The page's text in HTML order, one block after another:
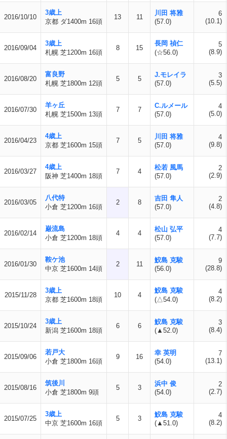
2016/10/10
3歳上
京都 ダ1400m 16頭
13 11
川田 将雅
(57.0)
6
(10.1)
2016/09/04
3歳上
札幌 芝1200m 16頭
8 15
長岡 禎仁
(☆56.0)
5
(8.9)
2016/08/20
富良野
札幌 芝1800m 12頭
5 5
J.モレイラ
(57.0)
3
(5.5)
2016/07/30
羊ヶ丘
札幌 芝1500m 13頭
7 7
C.ルメール
(57.0)
4
(5.0)
2016/04/23
4歳上
京都 芝1600m 15頭
7 5
川田 将雅
(57.0)
4
(9.8)
2016/03/27
4歳上
阪神 芝1400m 18頭
7 4
松若 風馬
(57.0)
2
(2.9)
2016/03/05
八代特
小倉 芝1200m 16頭
2 8
吉田 隼人
(57.0)
2
(4.8)
2016/02/14
巌流島
小倉 芝1200m 18頭
4 4
松山 弘平
(57.0)
4
(7.7)
2016/01/30
鞍ケ池
中京 芝1600m 14頭
2 11
鮫島 克駿
(56.0)
9
(28.8)
2015/11/28
3歳上
京都 芝1600m 18頭
10 4
鮫島 克駿
(△54.0)
4
(8.2)
2015/10/24
3歳上
新潟 芝1600m 18頭
6 6
鮫島 克駿
(▲52.0)
3
(8.4)
2015/09/06
若戸大
小倉 芝1800m 16頭
9 16
幸 英明
(54.0)
7
(13.1)
2015/08/16
筑後川
小倉 芝1800m 9頭
5 3
浜中 俊
(54.0)
2
(2.7)
2015/07/25
3歳上
中京 芝1600m 16頭
5 3
鮫島 克駿
(▲51.0)
4
(8.2)